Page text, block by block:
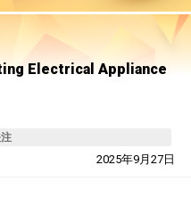
Electrical Appliance
2025年9月27日